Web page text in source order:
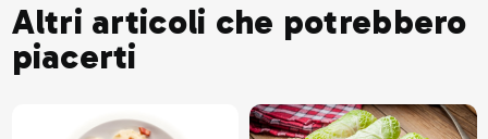
Altri articoli che potrebbero
piacerti